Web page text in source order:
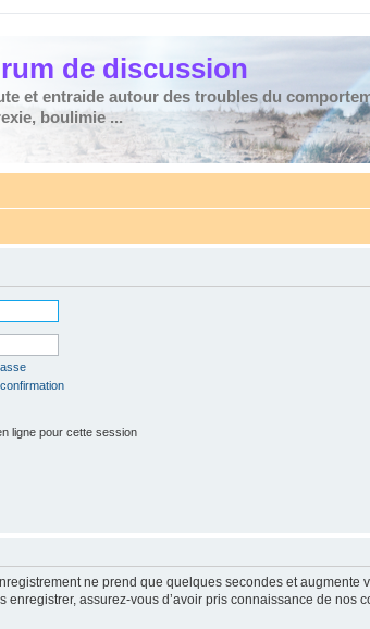
de discussion
et entraide autour des troubles du
boulimie ...
ligne pour cette session
ne prend que quelques secondes et
assurez-vous d’avoir pris connaissance de